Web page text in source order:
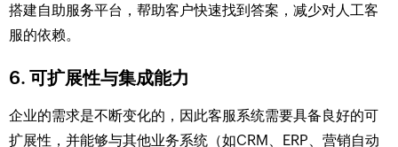
搭建自助服务平台，帮助客户快速找到答案，减少对人工客
服的依赖。
6. 可扩展性与集成能力
企业的需求是不断变化的，因此客服系统需要具备良好的可
扩展性，并能够与其他业务系统（如CRM、ERP、营销自动